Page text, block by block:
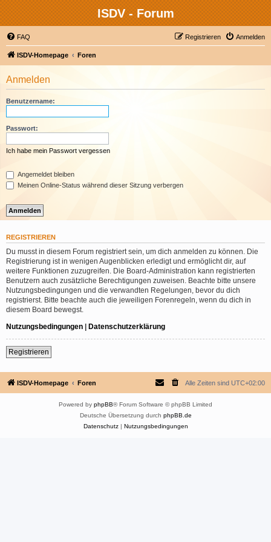
ISDV - Forum
FAQ Anmelden
Registrieren
ISDV-Homepage Foren
Anmelden
Benutzername:
Passwort:
Ich habe mein Passwort vergessen
Angemeldet bleiben
Meinen Online-Status während dieser Sitzung verbergen
REGISTRIEREN
Du musst in diesem Forum registriert sein, um dich anmelden zu können. Die
Registrierung ist in wenigen Augenblicken erledigt und ermöglicht dir, auf
weitere Funktionen zuzugreifen. Die Board-Administration kann registrierten
Benutzern auch zusätzliche Berechtigungen zuweisen. Beachte bitte unsere
Nutzungsbedingungen und die verwandten Regelungen, bevor du dich
registrierst. Bitte beachte auch die jeweiligen Forenregeln, wenn du dich in
diesem Board bewegst.
Nutzungsbedingungen | Datenschutzerklärung
Registrieren
ISDV-Homepage Foren Alle Zeiten sind UTC+02:00
Powered by phpBB® Forum Software © phpBB Limited
Deutsche Übersetzung durch phpBB.de
Datenschutz| Nutzungsbedingungen